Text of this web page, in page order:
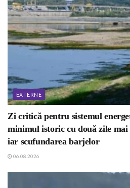
EXTERNE
Zi critică pentru sistemul
minimul istoric cu două zile mai
iar scufundarea barjelor
06.08.2026